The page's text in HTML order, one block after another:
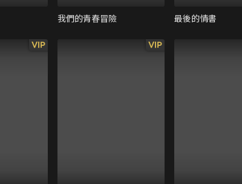
我們的青春冒險 最後的情書
VIP VIP